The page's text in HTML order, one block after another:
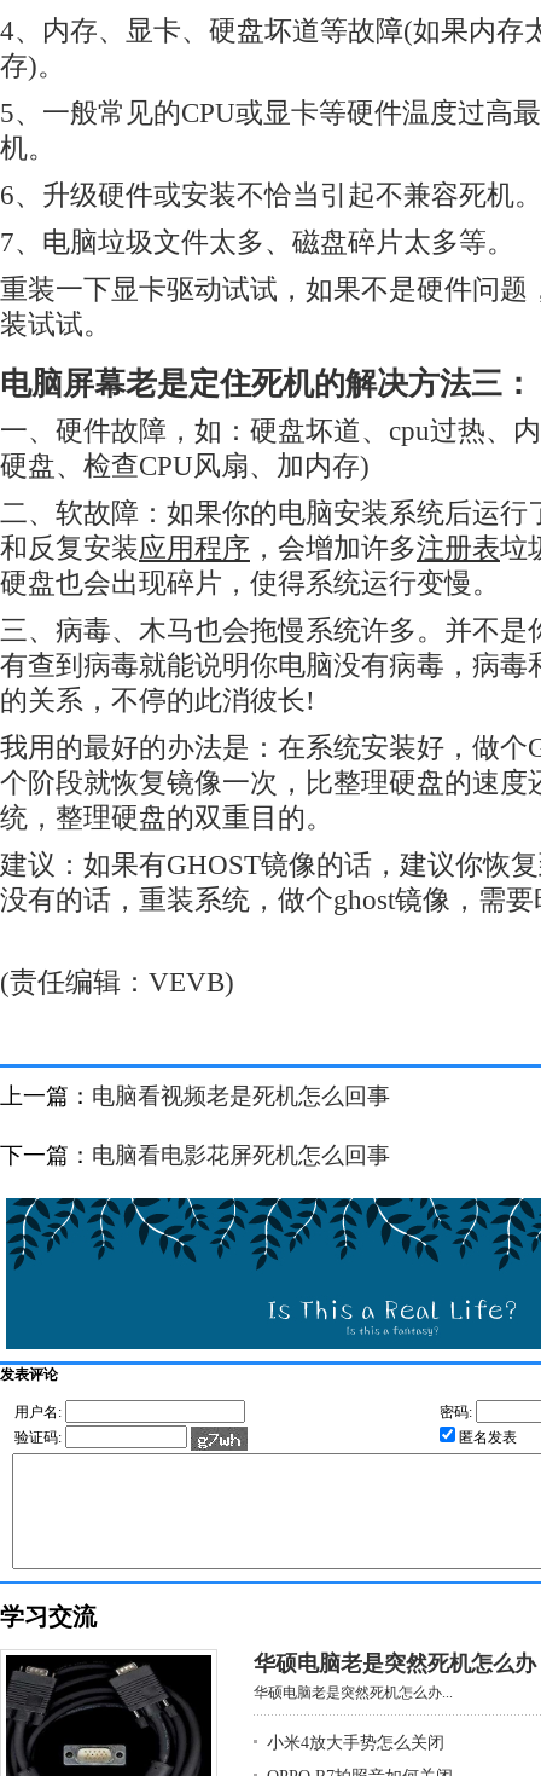
4、内存、显卡、硬盘坏道等故障(如果内存
存)。
5、一般常见的CPU或显卡等硬件温度过高
机。
6、升级硬件或安装不恰当引起不兼容死机。
7、电脑垃圾文件太多、磁盘碎片太多等。
重装一下显卡驱动试试，如果不是硬件问题
装试试。
电脑屏幕老是定住死机的解决方法三：
一、硬件故障，如：硬盘坏道、cpu过热、
硬盘、检查CPU风扇、加内存)
二、软故障：如果你的电脑安装系统后运行
和反复安装应用程序 ，会增加许多注册表垃
硬盘也会出现碎片，使得系统运行变慢。
三、病毒、木马也会拖慢系统许多。并不是
有查到病毒就能说明你电脑没有病毒，病毒
的关系，不停的此消彼长!
我用的最好的办法是：在系统安装好，做个
个阶段就恢复镜像一次，比整理硬盘的速度
统，整理硬盘的双重目的。
建议：如果有GHOST镜像的话，建议你恢
没有的话，重装系统，做个ghost镜像，需
(责任编辑：VEVB)
上一篇： 电脑看视频老是死机怎么回事
下一篇： 电脑看电影花屏死机怎么回事
发表评论
用户名:
密码:
验证码:
匿名发表
学习交流
华硕电脑老是突然死机怎么办
华硕电脑老是突然死机怎么办...
小米4放大手势怎么关闭